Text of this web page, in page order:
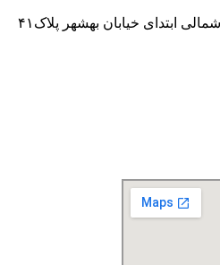
ابتدای خیابان بهشهر پلاک۴۱